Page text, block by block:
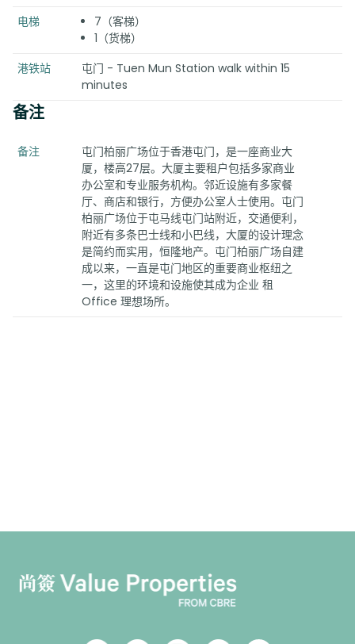
电梯
7（客梯）
1（货梯）
港铁站
屯门 - Tuen Mun Station walk within 15
minutes
备注
备注
屯门柏丽广场位于香港屯门，是一座商业大
厦，楼高27层。大厦主要租户包括多家商业
办公室和专业服务机构。邻近设施有多家餐
厅、商店和银行，方便办公室人士使用。屯门
柏丽广场位于屯马线屯门站附近，交通便利，
附近有多条巴士线和小巴线，大厦的设计理念
是简约而实用，恒隆地产。屯门柏丽广场自建
成以来，一直是屯门地区的重要商业枢纽之
一，这里的环境和设施使其成为企业 租
Office 理想场所。